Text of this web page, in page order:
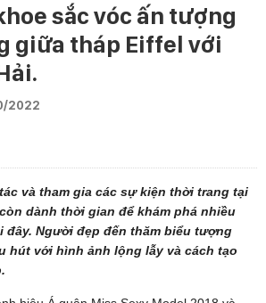
sắc vóc ấn tượng
giữa tháp Eiffel với
2022
và tham gia các sự kiện thời trang tại
dành thời gian để khám phá nhiều
đây. Người đẹp đến thăm biểu tượng
hút với hình ảnh lộng lẫy và cách tạo